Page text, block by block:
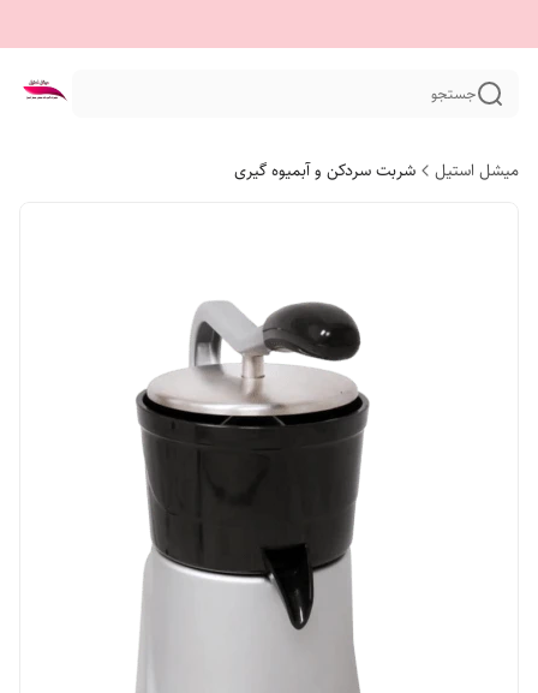
جستجو
میشل استیل شربت سردکن و آبمیوه گیری